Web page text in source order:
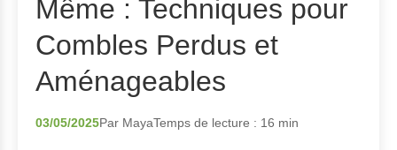
Même : Techniques pour
Combles Perdus et
Aménageables
03/05/2025Par MayaTemps de lecture : 16 min